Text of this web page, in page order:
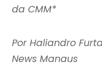
da CMM*
Por Haliandro
News Manaus